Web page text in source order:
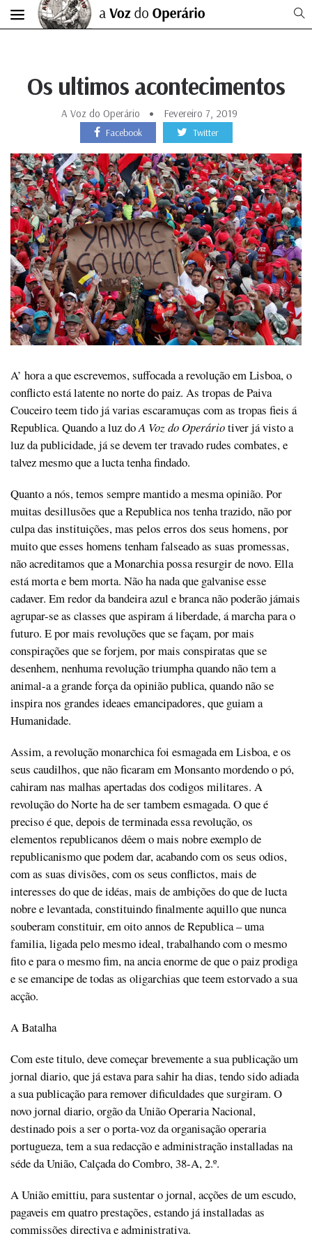
Os ultimos acontecimentos
A Voz do Operário Fevereiro 7, 2019
Facebook Twitter
A’ hora a que escrevemos, suffocada a revolução em Lisboa, o
conflicto está latente no norte do paiz. As tropas de Paiva
Couceiro teem tido já varias escaramuças com as tropas fieis á
Republica. Quando a luz doA Voz do Operáriotiver já visto a
luz da publicidade, já se devem ter travado rudes combates, e
talvez mesmo que a lucta tenha findado.
Quanto a nós, temos sempre mantido a mesma opinião. Por
muitas desillusões que a Republica nos tenha trazido, não por
culpa das instituições, mas pelos erros dos seus homens, por
muito que esses homens tenham falseado as suas promessas,
não acreditamos que a Monarchia possa resurgir de novo. Ella
está morta e bem morta. Não ha nada que galvanise esse
cadaver. Em redor da bandeira azul e branca não poderão jámais
agrupar-se as classes que aspiram á liberdade, á marcha para o
futuro. E por mais revoluções que se façam, por mais
conspirações que se forjem, por mais conspiratas que se
desenhem, nenhuma revolução triumpha quando não tem a
animal-a a grande força da opinião publica, quando não se
inspira nos grandes ideaes emancipadores, que guiam a
Humanidade.
Assim, a revolução monarchica foi esmagada em Lisboa, e os
seus caudilhos, que não ficaram em Monsanto mordendo o pó,
cahiram nas malhas apertadas dos codigos militares. A
revolução do Norte ha de ser tambem esmagada. O que é
preciso é que, depois de terminada essa revolução, os
elementos republicanos dêem o mais nobre exemplo de
republicanismo que podem dar, acabando com os seus odios,
com as suas divisões, com os seus conflictos, mais de
interesses do que de idéas, mais de ambições do que de lucta
nobre e levantada, constituindo finalmente aquillo que nunca
souberam constituir, em oito annos de Republica – uma
familia, ligada pelo mesmo ideal, trabalhando com o mesmo
fito e para o mesmo fim, na ancia enorme de que o paiz prodiga
e se emancipe de todas as oligarchias que teem estorvado a sua
acção.
A Batalha
Com este titulo, deve começar brevemente a sua publicação um
jornal diario, que já estava para sahir ha dias, tendo sido adiada
a sua publicação para remover dificuldades que surgiram. O
novo jornal diario, orgão da União Operaria Nacional,
destinado pois a ser o porta-voz da organisação operaria
portugueza, tem a sua redacção e administração installadas na
séde da União, Calçada do Combro, 38-A, 2.º.
A União emittiu, para sustentar o jornal, acções de um escudo,
pagaveis em quatro prestações, estando já installadas as
commissões directiva e administrativa.